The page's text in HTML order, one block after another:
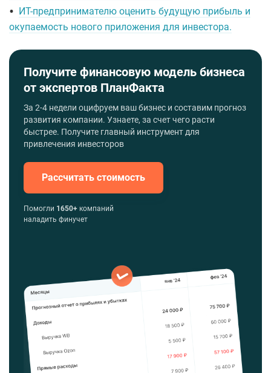
• ИТ-предпринимателю оценить будущую прибыль и
окупаемость нового приложения для инвестора.
Получите финансовую модель бизнеса
от экспертов ПланФакта
За 2-4 недели оцифруем ваш бизнес и составим прогноз
развития компании. Узнаете, за счет чего расти
быстрее. Получите главный инструмент для
привлечения инвесторов
Рассчитать стоимость
Помогли 1650+ компаний
наладить финучет